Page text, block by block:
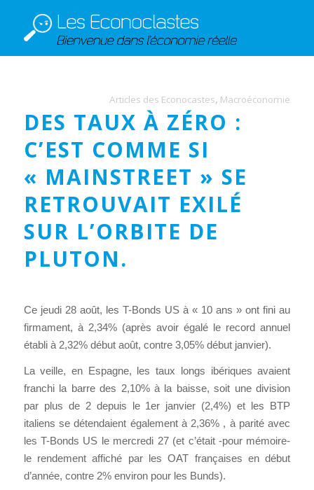
Articles des Econocastes, Macroéconomie
DES TAUX À ZÉRO :
C’EST COMME SI
« MAINSTREET » SE
RETROUVAIT EXILÉ
SUR L’ORBITE DE
PLUTON.
Ce jeudi 28 août, les T-Bonds US à « 10 ans » ont fini au
firmament, à 2,34% (après avoir égalé le record annuel
établi à 2,32% début août, contre 3,05% début janvier).
La veille, en Espagne, les taux longs ibériques avaient
franchi la barre des 2,10% à la baisse, soit une division
par plus de 2 depuis le 1er janvier (2,4%) et les BTP
italiens se détendaient également à 2,36% , à parité avec
les T-Bonds US le mercredi 27 (et c’était -pour mémoire-
le rendement affiché par les OAT françaises en début
d’année, contre 2% environ pour les Bunds).